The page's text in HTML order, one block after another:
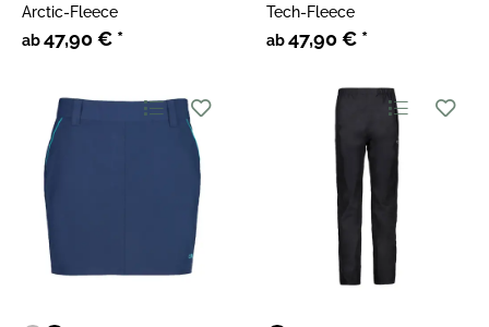
Arctic-Fleece
ab47,90 € *
Tech-Fleece
ab47,90 € *